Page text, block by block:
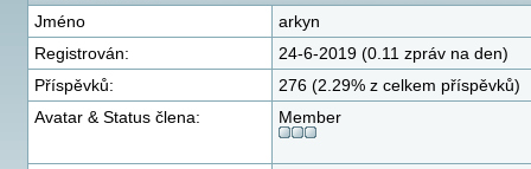
Jméno
arkyn
Registrován:
24-6-2019 (0.11 zpráv na den)
Příspěvků:
276 (2.29% z celkem příspěvků)
Avatar & Status člena:
Member